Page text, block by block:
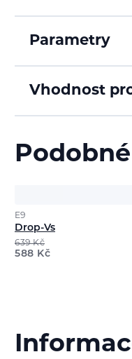
Parametry
Vhodnost
E9
Drop-Vs
639Kč
588 Kč